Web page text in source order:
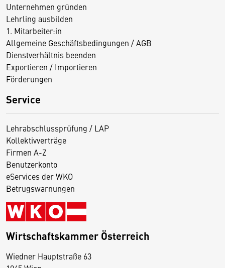
Unternehmen gründen
Lehrling ausbilden
1. Mitarbeiter:in
Allgemeine Geschäftsbedingungen / AGB
Dienstverhältnis beenden
Exportieren / Importieren
Förderungen
Service
Lehrabschlussprüfung / LAP
Kollektivverträge
Firmen A-Z
Benutzerkonto
eServices der WKO
Betrugswarnungen
Wirtschaftskammer Österreich
Wiedner Hauptstraße 63
D